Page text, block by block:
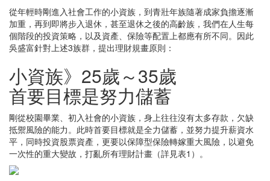
從年輕時剛進入社會工作的小資族，到青壯年族隨著成家負擔逐漸
加重，再到即將步入退休，甚至退休之後的高齡族，我們在人生每
個階段的投資策略，以及資產、保險等配置上都應有所不同。因此
吳盛富針對上述3族群，提出理財規畫原則：
小資族》25歲～35歲
首要目標是努力儲蓄
剛從校園畢業、初入社會的小資族，身上往往沒有太多存款，欠缺
抵禦風險的能力。此時首要目標就是全力儲蓄，並努力提升薪資水
平，同時投資股票資產，更要以保障型保險轉嫁重大風險，以避免
一次性的重大變故，打亂所有理財計畫（詳見表1）。